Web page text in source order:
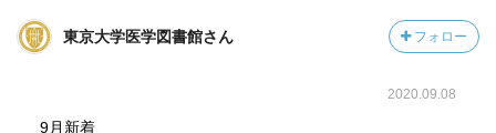
東京大学医学図書館さん フォロー
2020.09.08
9月新着